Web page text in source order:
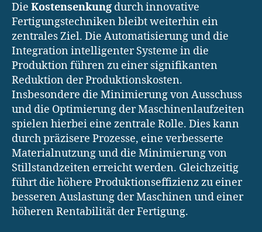
Die Kostensenkung durch innovative
Fertigungstechniken bleibt weiterhin ein
zentrales Ziel. Die Automatisierung und die
Integration intelligenter Systeme in die
Produktion führen zu einer signifikanten
Reduktion der Produktionskosten.
Insbesondere die Minimierung von Ausschuss
und die Optimierung der Maschinenlaufzeiten
spielen hierbei eine zentrale Rolle. Dies kann
durch präzisere Prozesse, eine verbesserte
Materialnutzung und die Minimierung von
Stillstandzeiten erreicht werden. Gleichzeitig
führt die höhere Produktionseffizienz zu einer
besseren Auslastung der Maschinen und einer
höheren Rentabilität der Fertigung.